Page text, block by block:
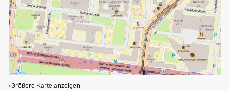
Größere Karte anzeigen